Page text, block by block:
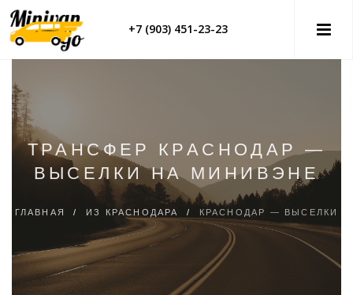
+7 (903) 451-23-23
ТРАНСФЕР КРАСНОДАР —
ВЫСЕЛКИ НА МИНИВЭНЕ
ГЛАВНАЯ / ИЗ КРАСНОДАРА / КРАСНОДАР — ВЫСЕЛКИ